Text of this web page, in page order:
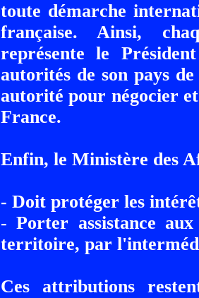
toute démarche
française. Ainsi,
représente le
autorités de son pays
autorité pour négocier
France.
Enfin, le Ministère des
- Doit protéger les
- Porter assistance
territoire, par
Ces attributions